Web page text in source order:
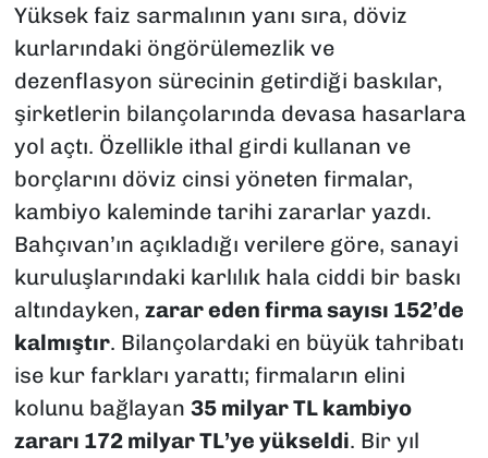
Yüksek faiz sarmalının yanı sıra, döviz
kurlarındaki öngörülemezlik ve
dezenflasyon sürecinin getirdiği baskılar,
şirketlerin bilançolarında devasa hasarlara
yol açtı. Özellikle ithal girdi kullanan ve
borçlarını döviz cinsi yöneten firmalar,
kambiyo kaleminde tarihi zararlar yazdı.
Bahçıvan’ın açıkladığı verilere göre, sanayi
kuruluşlarındaki karlılık hala ciddi bir baskı
altındayken, zarar eden firma sayısı 152’de
kalmıştır. Bilançolardaki en büyük tahribatı
ise kur farkları yarattı; firmaların elini
kolunu bağlayan 35 milyar TL kambiyo
zararı 172 milyar TL’ye yükseldi. Bir yıl